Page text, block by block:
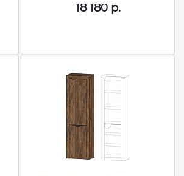
18 180р.